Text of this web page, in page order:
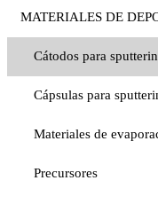
MATERIALES DE
Cátodos para
Cápsulas para
Materiales de
Precursores